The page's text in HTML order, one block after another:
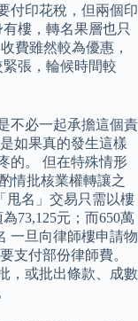
付印花稅，但兩個印
樓，轉名果層也只
費雖然較為優惠，
緊張，輪候時間較
不必一起承擔這個責
如果真的發生這樣
的。 但在特殊情形
情批核業權轉讓之
甩名」交易只需以樓
73,125元；而650萬
一旦向律師樓申請物
支付部份律師費。
，或批出條款、成數